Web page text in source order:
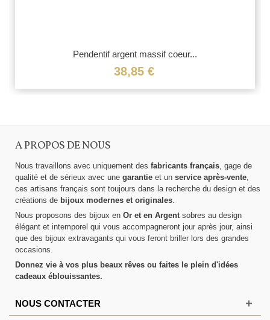
Pendentif argent massif coeur...
38,85 €
A PROPOS DE NOUS
Nous travaillons avec uniquement des fabricants français, gage de
qualité et de sérieux avec une garantie et un service après-vente,
ces artisans français sont toujours dans la recherche du design et des
créations de bijoux modernes et originales.
Nous proposons des bijoux en Or et en Argentsobres au design
élégant et intemporel qui vous accompagneront jour après jour, ainsi
que des bijoux extravagants qui vous feront briller lors des grandes
occasions.
Donnez vie à vos plus beaux rêves ou faites le plein d'idées
cadeaux éblouissantes.
NOUS CONTACTER